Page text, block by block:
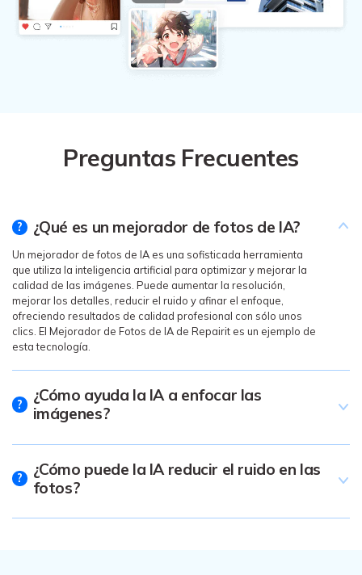
Un mejorador de fotos de IA es una sofisticada herramienta
que utiliza la inteligencia artificial para optimizar y mejorar la
calidad de las imágenes. Puede aumentar la resolución,
mejorar los detalles, reducir el ruido y afinar el enfoque,
ofreciendo resultados de calidad profesional con sólo unos
clics. El Mejorador de Fotos de IA de Repairit es un ejemplo de
esta tecnología.
imágenes?
fotos?